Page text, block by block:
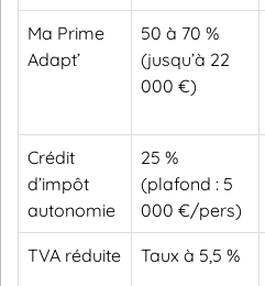
Ma Prime
Adapt’
50 à 70 %
(jusqu’à 22
000 €)
Crédit
d’impôt
autonomie
25 %
(plafond : 5
000 €/pers)
TVA réduite Taux à 5,5 %